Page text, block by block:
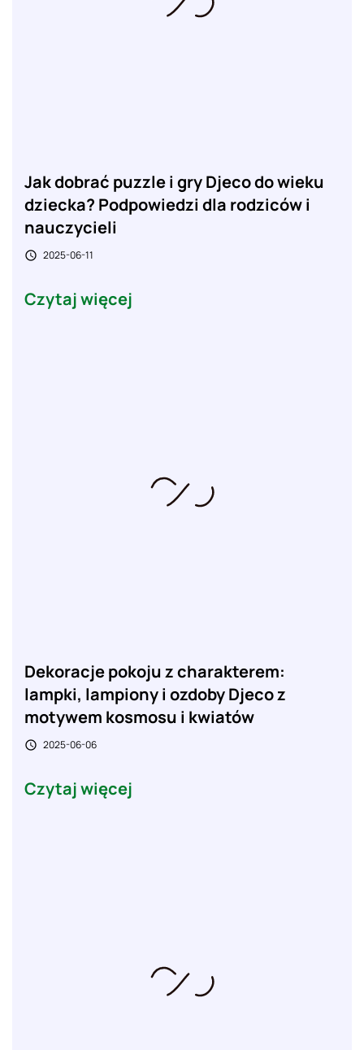
Jak dobrać puzzle i gry Djeco do wieku
dziecka? Podpowiedzi dla rodziców i
nauczycieli
 2025-06-11
Czytaj więcej
Dekoracje pokoju z charakterem:
lampki, lampiony i ozdoby Djeco z
motywem kosmosu i kwiatów
 2025-06-06
Czytaj więcej